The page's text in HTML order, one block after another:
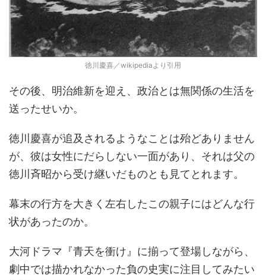
徳川慶喜／wikipediaより引用
その後、明治維新を迎え、政治とは無関係の生活を
送ったせいか。
徳川慶喜が追及されるようなことは殆どありません
が、彼は女性にだらしない一面があり、それは父の
徳川斉昭から受け継いだものとも見てとれます。
幕末の行方を大きく左右したこの親子にはどんな行
状があったのか。
大河ドラマ『青天を衝け』に揃って登場しながら、
劇中では描かれなかった負の史実に注目してみたい